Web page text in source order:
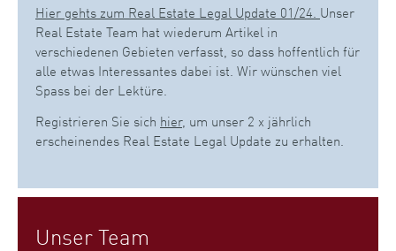
Hier gehts zum Real Estate Legal Update 01/24. Unser
Real Estate Team hat wiederum Artikel in
verschiedenen Gebieten verfasst, so dass hoffentlich für
alle etwas Interessantes dabei ist. Wir wünschen viel
Spass bei der Lektüre.
Registrieren Sie sich hier, um unser 2 x jährlich
erscheinendes Real Estate Legal Update zu erhalten.
Unser Team